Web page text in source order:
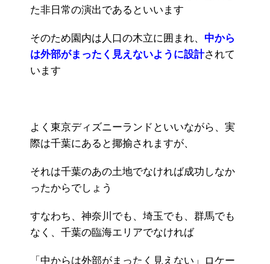
た非日常の演出であるといいます
そのため園内は人口の木立に囲まれ、 中から
は外部がまったく見えないように設計されて
います
よく東京ディズニーランドといいながら、実
際は千葉にあると揶揄されますが、
それは千葉のあの土地でなければ成功しなか
ったからでしょう
すなわち、神奈川でも、埼玉でも、群馬でも
なく、千葉の臨海エリアでなければ
「中からは外部がまったく見えない」ロケー